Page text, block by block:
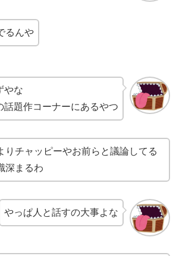
るんや
やな
話題作コーナーにあるやつ
りチャッピーやお前らと議論してる
深まるわ
やっぱ人と話すの大事よな